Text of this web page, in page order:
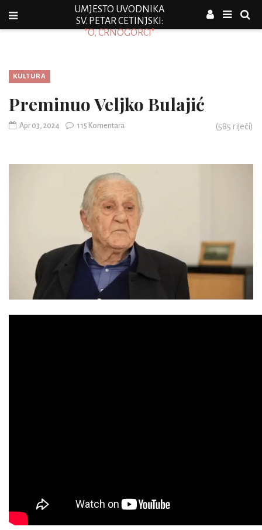
UMJESTO UVODNIKA
SV. PETAR CETINJSKI:
"O, CRNOGORCI"
KULTURA
Preminuo Veljko Bulajić
Apr 03, 2024 115 Komentara (585 riječi)